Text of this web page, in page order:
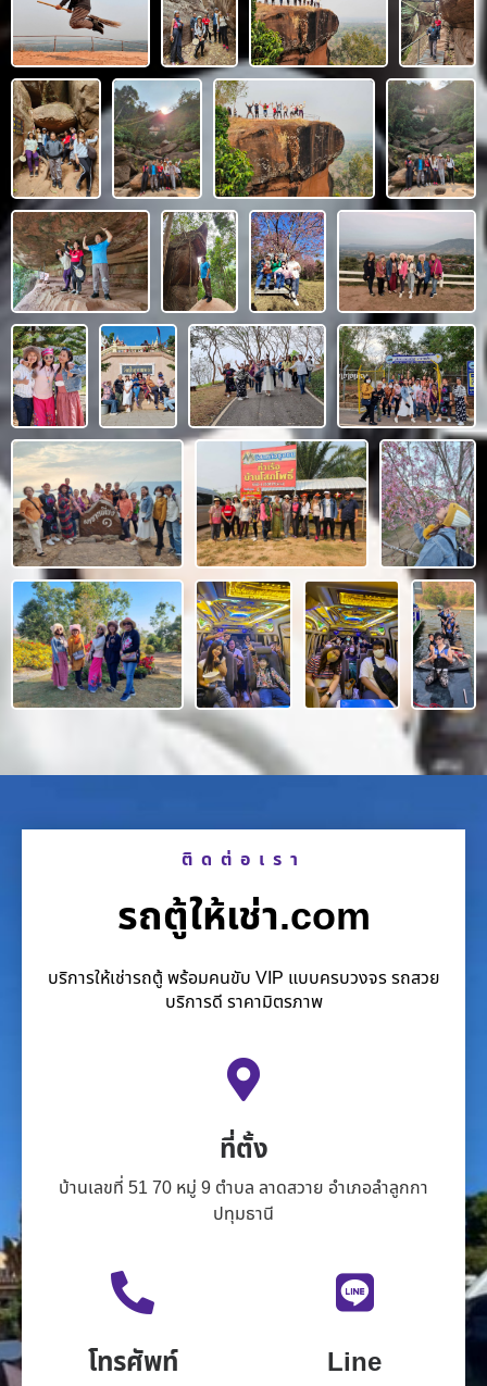
ติดต่อเรา
รถตู้ให้เช่า.com
บริการให้เช่ารถตู้ พร้อมคนขับ VIP แบบครบวงจร รถสวย
บริการดี ราคามิตรภาพ
ที่ตั้ง
บ้านเลขที่ 51 70 หมู่ 9 ตำบล ลาดสวาย อำเภอลำลูกกา
ปทุมธานี
โทรศัพท์ Line